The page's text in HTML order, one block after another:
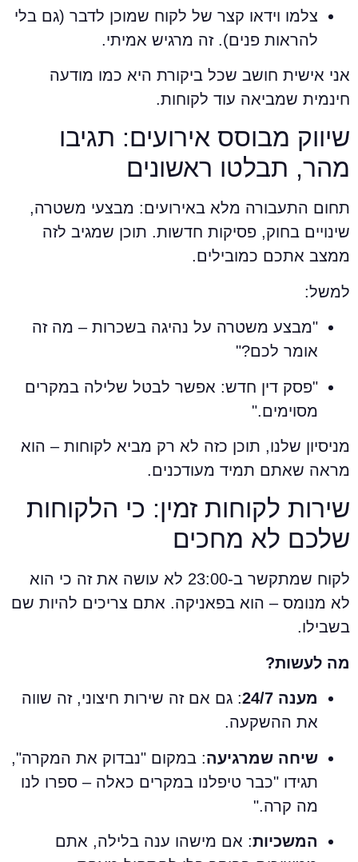
צלמו וידאו קצר של לקוח שמוכן לדבר (גם בלי
להראות פנים). זה מרגיש אמיתי.
אני אישית חושב שכל ביקורת היא כמו מודעה
חינמית שמביאה עוד לקוחות.
שיווק מבוסס אירועים: תגיבו
מהר, תבלטו ראשונים
תחום התעבורה מלא באירועים: מבצעי משטרה,
שינויים בחוק, פסיקות חדשות. תוכן שמגיב לזה
ממצב אתכם כמובילים.
למשל:
"מבצע משטרה על נהיגה בשכרות – מה זה
אומר לכם?"
"פסק דין חדש: אפשר לבטל שלילה במקרים
מסוימים."
מניסיון שלנו, תוכן כזה לא רק מביא לקוחות – הוא
מראה שאתם תמיד מעודכנים.
שירות לקוחות זמין: כי הלקוחות
שלכם לא מחכים
לקוח שמתקשר ב-23:00 לא עושה את זה כי הוא
לא מנומס – הוא בפאניקה. אתם צריכים להיות שם
בשבילו.
מה לעשות?
מענה 24/7
: גם אם זה שירות חיצוני, זה שווה
את ההשקעה.
שיחה שמרגיעה: במקום "נבדוק את המקרה",
תגידו "כבר טיפלנו במקרים כאלה – ספרו לנו
מה קרה."
המשכיות: אם מישהו ענה בלילה, אתם